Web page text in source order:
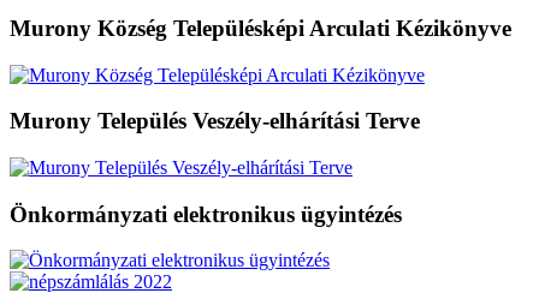
Murony Község Településképi Arculati Kézikönyve
Murony Település Veszély-elhárítási Terve
Önkormányzati elektronikus ügyintézés